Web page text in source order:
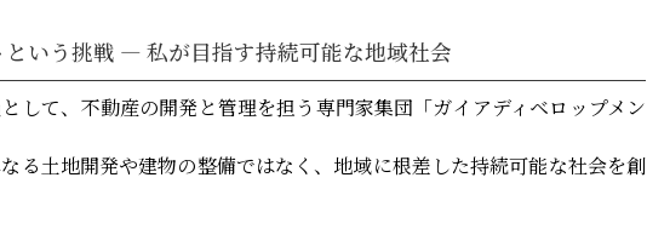
という挑戦 ― 私が目指す持続可能な地域社会
して、不動産の開発と管理を担う専門家集団「ガイアディベロップメン
る土地開発や建物の整備ではなく、地域に根差した持続可能な社会を創